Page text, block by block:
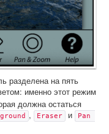
разделена на пять
именно этот режим
должна остаться
, Eraser и
Pan